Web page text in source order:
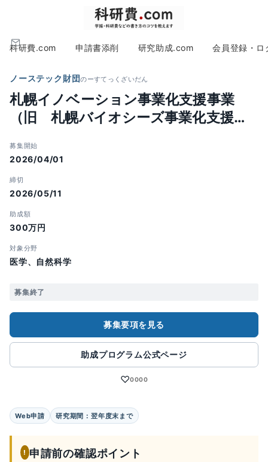
科研費.com 申請書添削 研究助成.com 会員登録・ロ
ノーステック財団のーすてっくざいだん
札幌イノベーション事業化支援事業
（旧 札幌バイオシーズ事業化支援事
募集開始
2026/04/01
締切
2026/05/11
助成額
300万円
対象分野
医学、自然科学
募集終了
募集要項を見る
助成プログラム公式ページ
♡0000
Web申請 研究期間：翌年度末まで
! 申請前の確認ポイント